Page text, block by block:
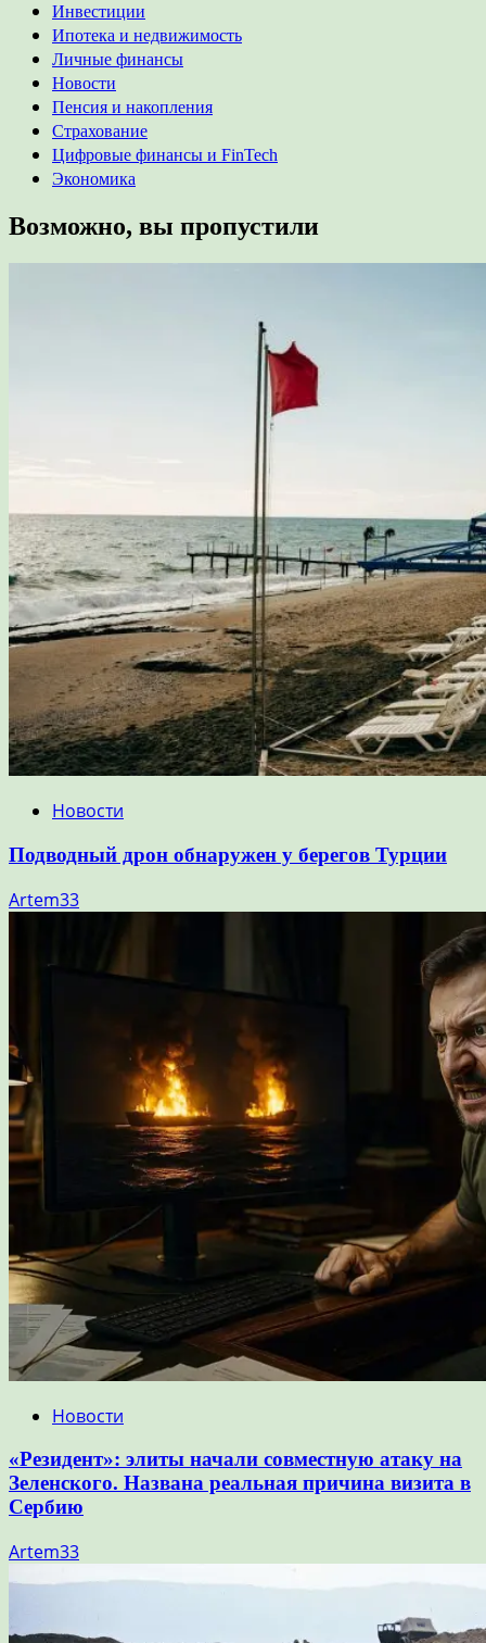
Инвестиции
Ипотека и недвижимость
Личные финансы
Новости
Пенсия и накопления
Страхование
Цифровые финансы и FinTech
Экономика
Возможно, вы пропустили
Новости
Подводный дрон обнаружен у берегов Турции
Artem33
Новости
«Резидент»: элиты начали совместную атаку на
Зеленского. Названа реальная причина визита в
Сербию
Artem33